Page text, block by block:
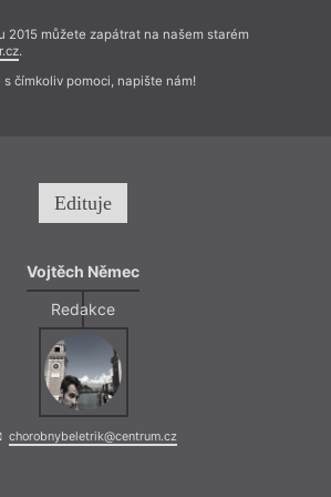
2015 můžete zapátrat na našem starém
.
s čímkoliv pomoci, napište nám!
Edituje
Vojtěch Němec
Redakce
chorobnybeletrik@centrum.cz